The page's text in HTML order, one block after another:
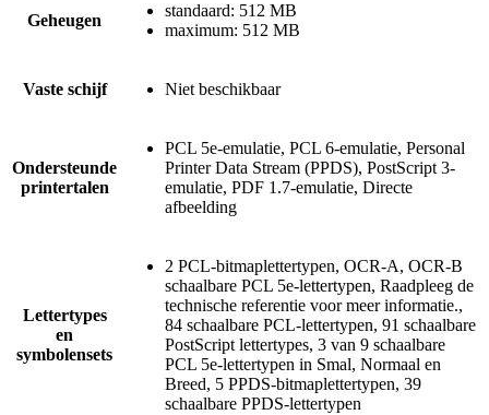
Geheugen
standaard: 512 MB
maximum: 512 MB
Vaste schijf Niet beschikbaar
Ondersteunde
printertalen
PCL 5e-emulatie, PCL 6-emulatie, Personal
Printer Data Stream (PPDS), PostScript 3-
emulatie, PDF 1.7-emulatie, Directe
afbeelding
Lettertypes
en
symbolensets
2 PCL-bitmaplettertypen, OCR-A, OCR-B
schaalbare PCL 5e-lettertypen, Raadpleeg de
technische referentie voor meer informatie.,
84 schaalbare PCL-lettertypen, 91 schaalbare
PostScript lettertypes, 3 van 9 schaalbare
PCL 5e-lettertypen in Smal, Normaal en
Breed, 5 PPDS-bitmaplettertypen, 39
schaalbare PPDS-lettertypen